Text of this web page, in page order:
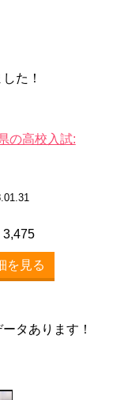
た！
の高校入試:
3,475
を見る
タあります！